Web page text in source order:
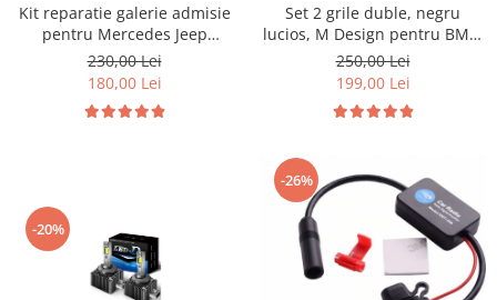
Kit reparatie galerie admisie
pentru Mercedes Jeep
Chrysler
230,00 Lei
180,00 Lei
Set 2 grile duble, negru
lucios, M Design pentru BMW
E81 E87 Facelift
250,00 Lei
199,00 Lei
-20%
-26%